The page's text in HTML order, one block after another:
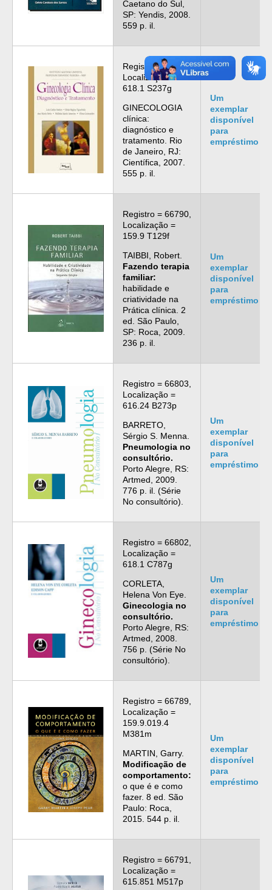
Caetano do Sul,
SP: Yendis, 2008.
559 p. il.
Registro = 66800,
Localização =
618.1 S237g
GINECOLOGIA
clínica:
diagnóstico e
tratamento. Rio
de Janeiro, RJ:
Científica, 2007.
555 p. il.
Um
exemplar
disponível
para
empréstimo
Registro = 66790,
Localização =
159.9 T129f
TAIBBI, Robert.
Fazendo terapia
familiar:
habilidade e
criatividade na
Prática clínica. 2
ed. São Paulo,
SP: Roca, 2009.
236 p. il.
Um
exemplar
disponível
para
empréstimo
Registro = 66803,
Localização =
616.24 B273p
BARRETO,
Sérgio S. Menna.
Pneumologia no
consultório.
Porto Alegre, RS:
Artmed, 2009.
776 p. il. (Série
No consultório).
Um
exemplar
disponível
para
empréstimo
Registro = 66802,
Localização =
618.1 C787g
CORLETA,
Helena Von Eye.
Ginecologia no
consultório.
Porto Alegre, RS:
Artmed, 2008.
756 p. (Série No
consultório).
Um
exemplar
disponível
para
empréstimo
Registro = 66789,
Localização =
159.9.019.4
M381m
MARTIN, Garry.
Modificação de
comportamento:
o que é e como
fazer. 8 ed. São
Paulo: Roca,
2015. 544 p. il.
Um
exemplar
disponível
para
empréstimo
Registro = 66791,
Localização =
615.851 M517p